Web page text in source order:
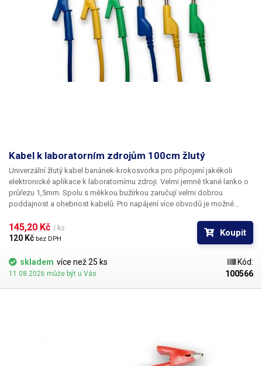
Kabel k laboratorním zdrojům 100cm žlutý
Univerzální žlutý kabel banánek-krokosvorka pro připojení jakékoli
elektronické aplikace k laboratornímu zdroji. Velmi jemně tkané lanko o
průřezu 1,5mm. Spolu s měkkou bužírkou zaručují velmi dobrou
poddajnost a ohebnost kabelů. Pro napájení více obvodů je možné
několika barevných provedeních pro rozlišení polarity: červená, černá,
modrá, žlutá, zelená.
145,20 Kč / ks
120 Kč bez DPH
Koupit
skladem více než 25 ks
11.08.2026 může být u Vás
Kód:
100566